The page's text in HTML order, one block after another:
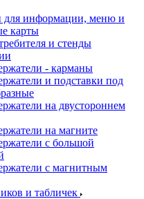
для информации, меню и
карты
и стенды
- карманы
и подставки под
на двустороннем
на магните
с большой
с магнитным
и табличек